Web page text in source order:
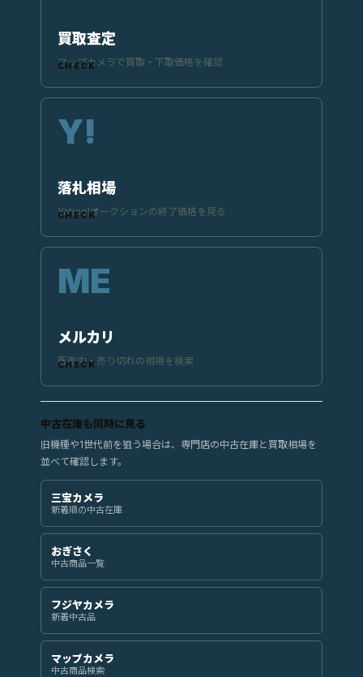
買取査定
マップカメラで買取・下取価格を確認
落札相場
Yahoo!オークションの終了価格を見る
メルカリ
販売中・売り切れの相場を検索
中古在庫も同時に見る
旧機種や1世代前を狙う場合は、専門店の中古在庫と買取相場を
並べて確認します。
三宝カメラ
新着順の中古在庫
おぎさく
中古商品一覧
フジヤカメラ
新着中古品
マップカメラ
中古商品検索